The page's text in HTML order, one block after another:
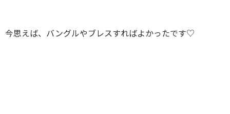
今思えば、バングルやブレスすればよかったです♡